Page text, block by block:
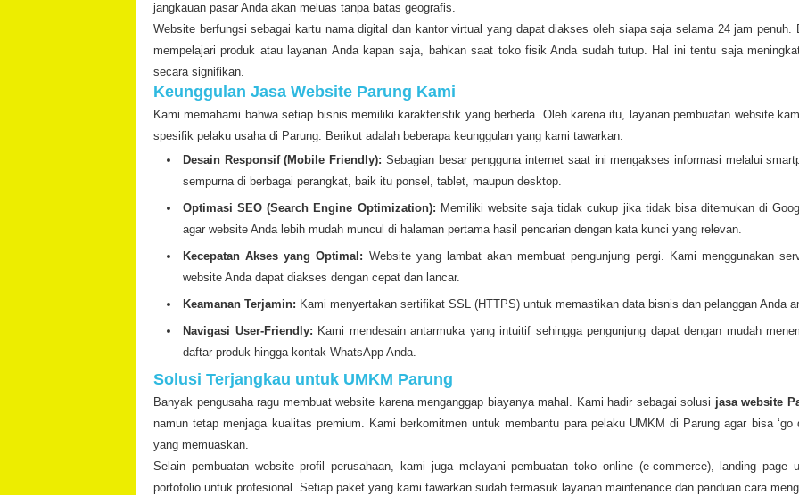
jangkauan pasar Anda akan meluas tanpa batas geografis.
Website berfungsi sebagai kartu nama digital dan kantor virtual yang dapat diakses oleh siapa saja selama 24 jam penuh.
mempelajari produk atau layanan Anda kapan saja, bahkan saat toko fisik Anda sudah tutup. Hal ini tentu saja
secara signifikan.
Keunggulan Jasa Website Parung Kami
Kami memahami bahwa setiap bisnis memiliki karakteristik yang berbeda. Oleh karena itu, layanan pembuatan website
spesifik pelaku usaha di Parung. Berikut adalah beberapa keunggulan yang kami tawarkan:
Desain Responsif (Mobile Friendly): Sebagian besar pengguna internet saat ini mengakses informasi melalui
sempurna di berbagai perangkat, baik itu ponsel, tablet, maupun desktop.
Optimasi SEO (Search Engine Optimization): Memiliki website saja tidak cukup jika tidak bisa ditemukan di
agar website Anda lebih mudah muncul di halaman pertama hasil pencarian dengan kata kunci yang relevan.
Kecepatan Akses yang Optimal: Website yang lambat akan membuat pengunjung pergi. Kami menggunakan
website Anda dapat diakses dengan cepat dan lancar.
Keamanan Terjamin: Kami menyertakan sertifikat SSL (HTTPS) untuk memastikan data bisnis dan pelanggan Anda
Navigasi User-Friendly: Kami mendesain antarmuka yang intuitif sehingga pengunjung dapat dengan mudah
daftar produk hingga kontak WhatsApp Anda.
Solusi Terjangkau untuk UMKM Parung
Banyak pengusaha ragu membuat website karena menganggap biayanya mahal. Kami hadir sebagai solusi jasa website
namun tetap menjaga kualitas premium. Kami berkomitmen untuk membantu para pelaku UMKM di Parung agar bisa ‘go
yang memuaskan.
Selain pembuatan website profil perusahaan, kami juga melayani pembuatan toko online (e-commerce), landing
portofolio untuk profesional. Setiap paket yang kami tawarkan sudah termasuk layanan maintenance dan panduan cara